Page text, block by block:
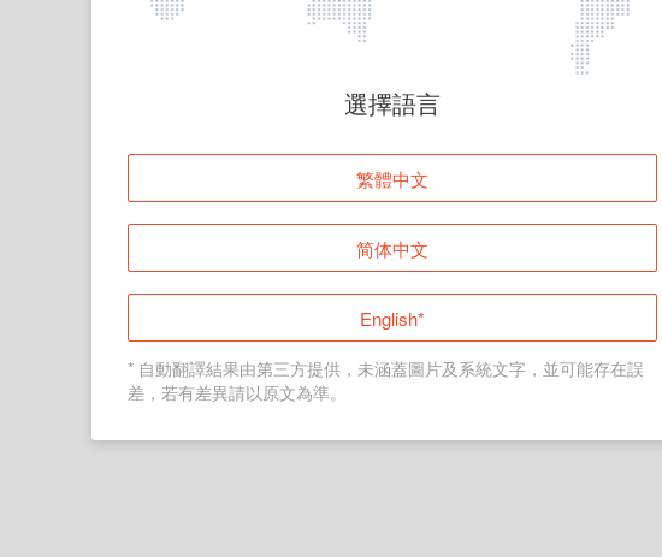
頁面無法顯示
登入
返回首頁
選擇語言
繁體中文
简体中文
English*
* 自動翻譯結果由第三方提供，未涵蓋圖片及系統文字，並可能存在誤
差，若有差異請以原文為準。